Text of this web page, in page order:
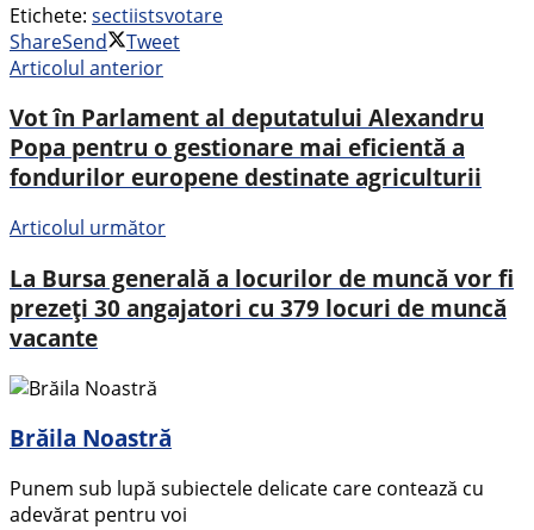
Etichete: sectiistsvotare
ShareSend
Tweet
Articolul anterior
Vot în Parlament al deputatului Alexandru
Popa pentru o gestionare mai eficientă a
fondurilor europene destinate agriculturii
Articolul următor
La Bursa generală a locurilor de muncă vor fi
prezeți 30 angajatori cu 379 locuri de muncă
vacante
Brăila Noastră
Punem sub lupă subiectele delicate care contează cu
adevărat pentru voi